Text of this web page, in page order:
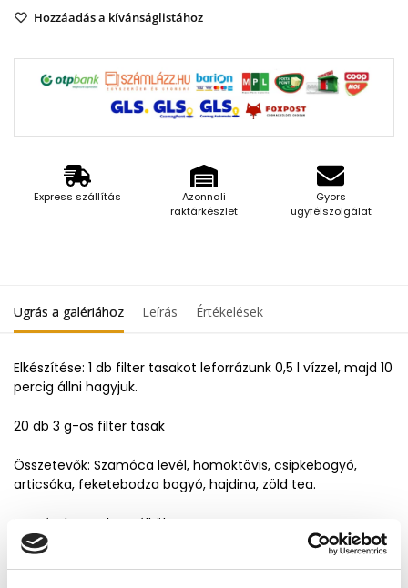
Hozzáadás a kívánságlistához
Express szállítás
Azonnali
raktárkészlet
Gyors
ügyfélszolgálat
Ugrás a galériához Leírás Értékelések
Elkészítése: 1 db filter tasakot leforrázunk 0,5 l vízzel, majd 10
percig állni hagyjuk.
20 db 3 g-os filter tasak
Összetevők: Szamóca levél, homoktövis, csipkebogyó,
articsóka, feketebodza bogyó, hajdina, zöld tea.
Hozzáadott cukor nélkül.